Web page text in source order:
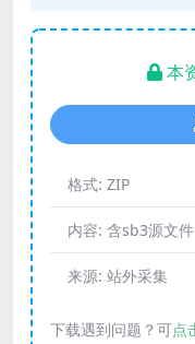
本
格式: ZIP
内容: 含sb3源文件
来源: 站外采集
下载遇到问题？可点